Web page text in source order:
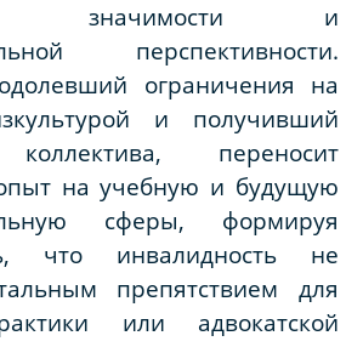
значимости и
перспективности.
ограничения на
и получивший
переносит
на учебную и будущую
сферы, формируя
что инвалидность не
препятствием для
или адвокатской